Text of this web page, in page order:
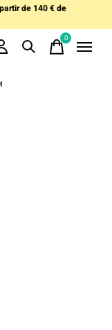
de 140 € de
0items